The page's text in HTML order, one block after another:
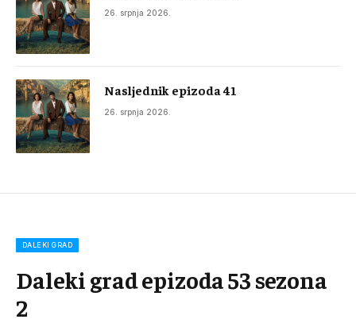
26. srpnja 2026.
Nasljednik epizoda 41
26. srpnja 2026.
DALEKI GRAD
Daleki grad epizoda 53 sezona
2